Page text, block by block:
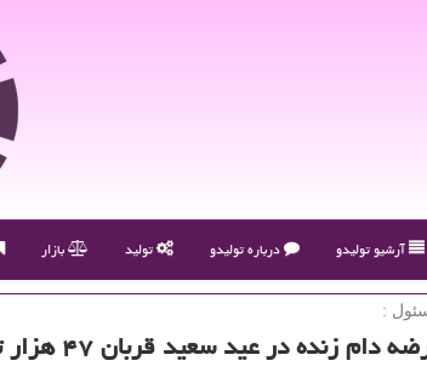
آرشیو تولیدو درباره تولیدو تولید بازار
:
زنده در عید سعید قربان ۴۷ هزار تومان است